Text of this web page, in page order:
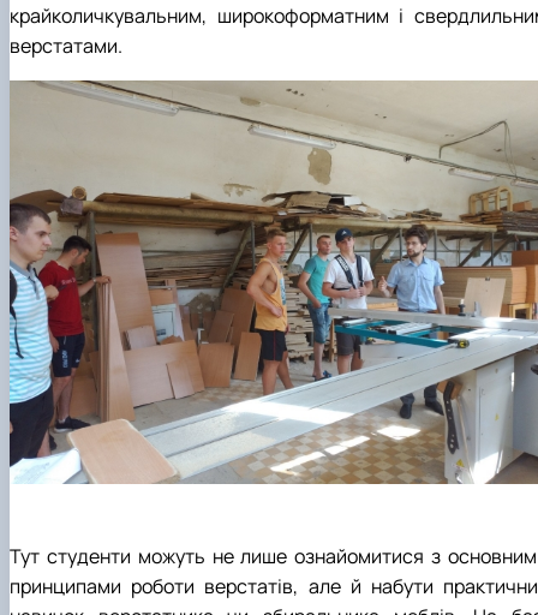
крайколичкувальним, широкоформатним і
верстатами.
Тут студенти можуть не лише ознайомитися з
принципами роботи верстатів, але й набути